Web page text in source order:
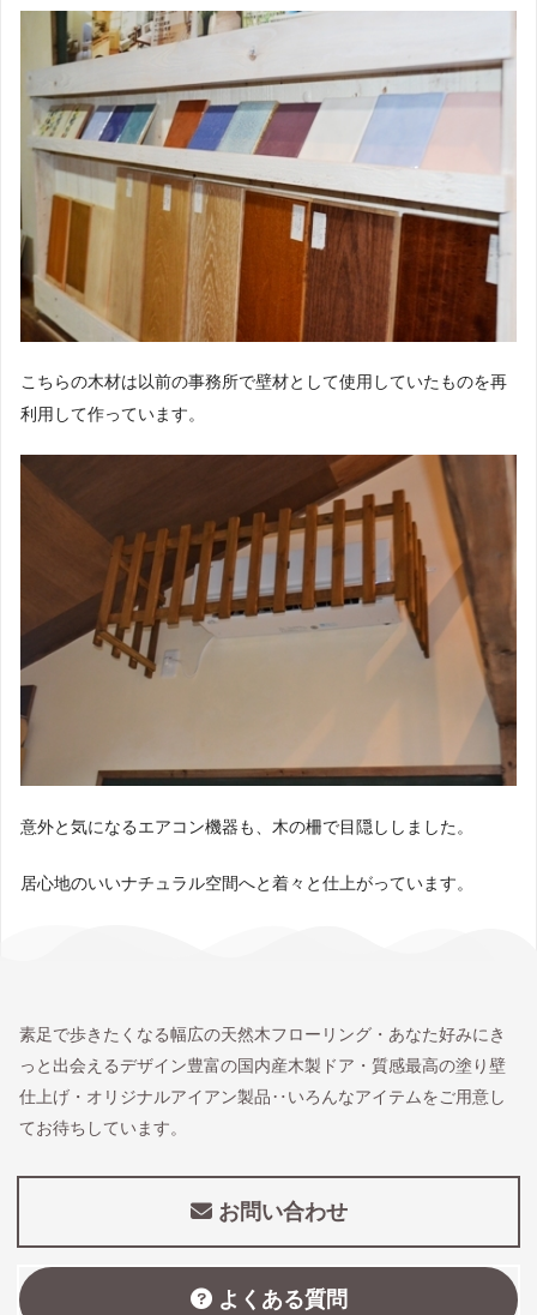
こちらの木材は以前の事務所で壁材として使用していたものを再
利用して作っています。
意外と気になるエアコン機器も、木の柵で目隠ししました。
居心地のいいナチュラル空間へと着々と仕上がっています。
素足で歩きたくなる幅広の天然木フローリング・あなた好みにき
っと出会えるデザイン豊富の国内産木製ドア・質感最高の塗り壁
仕上げ・オリジナルアイアン製品‥いろんなアイテムをご用意し
てお待ちしています。
お問い合わせ
よくある質問